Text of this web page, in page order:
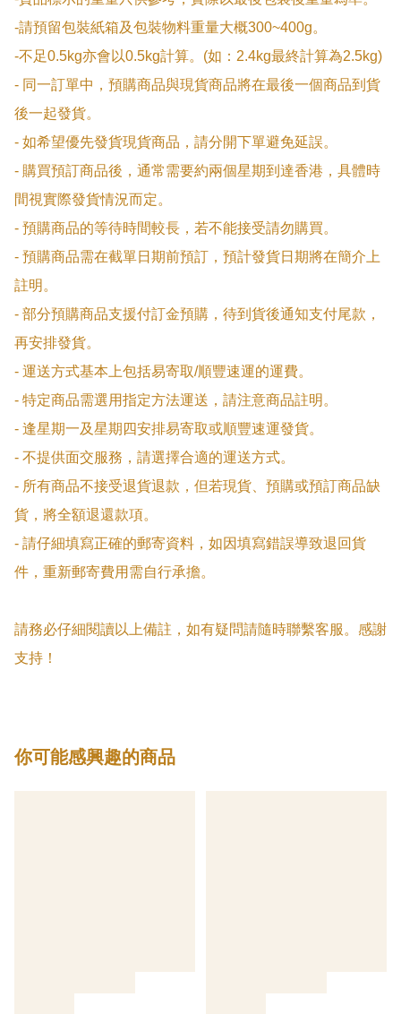
-請預留包裝紙箱及包裝物料重量大概300~400g。
-不足0.5kg亦會以0.5kg計算。(如：2.4kg最終計算為2.5kg)
- 同一訂單中，預購商品與現貨商品將在最後一個商品到貨
後一起發貨。
- 如希望優先發貨現貨商品，請分開下單避免延誤。
- 購買預訂商品後，通常需要約兩個星期到達香港，具體時
間視實際發貨情況而定。
- 預購商品的等待時間較長，若不能接受請勿購買。
- 預購商品需在截單日期前預訂，預計發貨日期將在簡介上
註明。
- 部分預購商品支援付訂金預購，待到貨後通知支付尾款，
再安排發貨。
- 運送方式基本上包括易寄取/順豐速運的運費。
- 特定商品需選用指定方法運送，請注意商品註明。
- 逢星期一及星期四安排易寄取或順豐速運發貨。
- 不提供面交服務，請選擇合適的運送方式。
- 所有商品不接受退貨退款，但若現貨、預購或預訂商品缺
貨，將全額退還款項。
- 請仔細填寫正確的郵寄資料，如因填寫錯誤導致退回貨
件，重新郵寄費用需自行承擔。
請務必仔細閱讀以上備註，如有疑問請隨時聯繫客服。感謝
支持！
你可能感興趣的商品